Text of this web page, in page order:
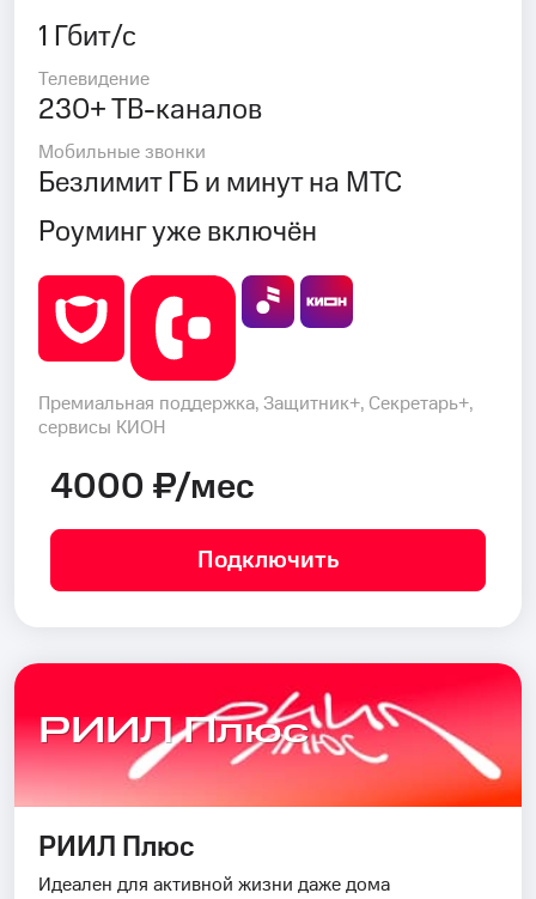
1 Гбит/с
Телевидение
230+ ТВ-каналов
Мобильные звонки
Безлимит ГБ и минут на МТС
Роуминг уже включён
Премиальная поддержка, Защитник+, Секретарь+,
сервисы КИОН
4000 ₽/мес
Подключить
РИИЛ Плюс
РИИЛ Плюс
Идеален для активной жизни даже дома